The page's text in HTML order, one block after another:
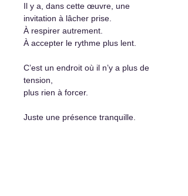
Il y a, dans cette œuvre, une
invitation à lâcher prise.
À respirer autrement.
À accepter le rythme plus lent.
C’est un endroit où il n’y a plus de
tension,
plus rien à forcer.
Juste une présence tranquille.